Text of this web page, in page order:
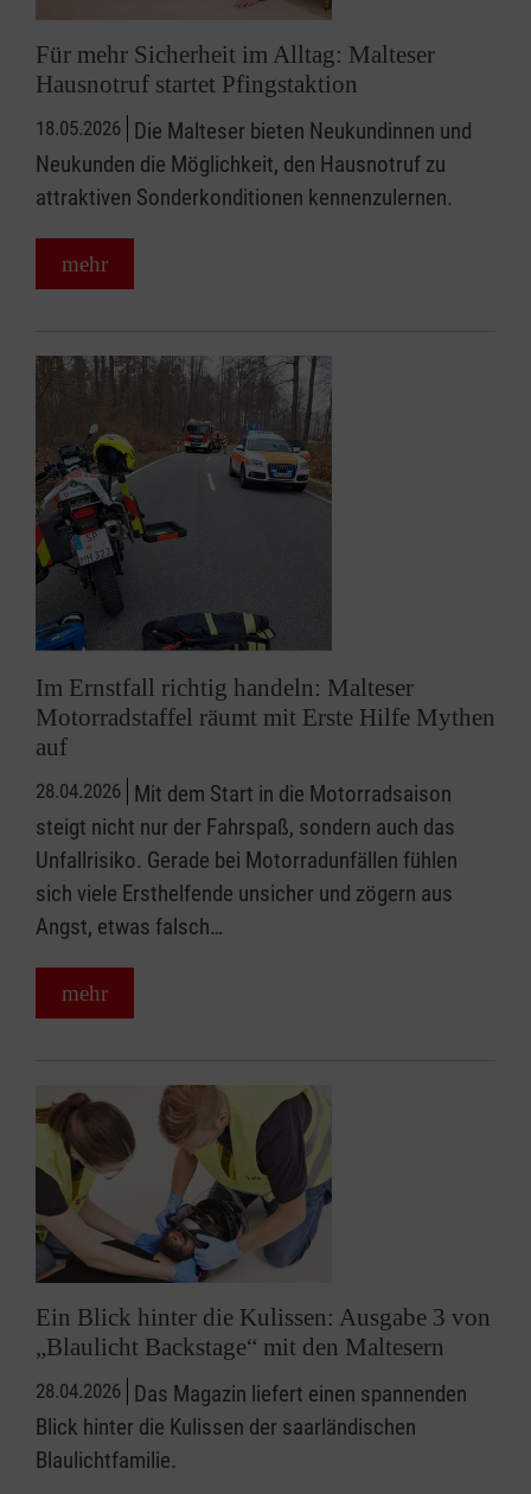
Für mehr Sicherheit im Alltag: Malteser
Hausnotruf startet Pfingstaktion
18.05.2026 Die Malteser bieten Neukundinnen und
Neukunden die Möglichkeit, den Hausnotruf zu
attraktiven Sonderkonditionen kennenzulernen.
mehr
Im Ernstfall richtig handeln: Malteser
Motorradstaffel räumt mit Erste Hilfe Mythen
auf
28.04.2026 Mit dem Start in die Motorradsaison
steigt nicht nur der Fahrspaß, sondern auch das
Unfallrisiko. Gerade bei Motorradunfällen fühlen
sich viele Ersthelfende unsicher und zögern aus
Angst, etwas falsch…
mehr
Ein Blick hinter die Kulissen: Ausgabe 3 von
„Blaulicht Backstage“ mit den Maltesern
28.04.2026 Das Magazin liefert einen spannenden
Blick hinter die Kulissen der saarländischen
Blaulichtfamilie.